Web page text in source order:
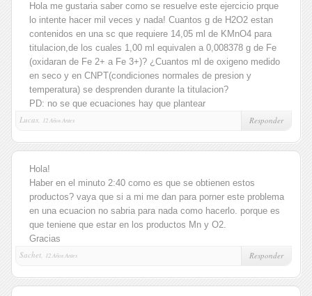
Hola me gustaria saber como se resuelve este ejercicio prque
lo intente hacer mil veces y nada! Cuantos g de H2O2 estan
contenidos en una sc que requiere 14,05 ml de KMnO4 para
titulacion,de los cuales 1,00 ml equivalen a 0,008378 g de Fe
(oxidaran de Fe 2+ a Fe 3+)? ¿Cuantos ml de oxigeno medido
en seco y en CNPT(condiciones normales de presion y
temperatura) se desprenden durante la titulacion?
PD: no se que ecuaciones hay que plantear
Lucas,
12 Años Antes Responder
Hola!
Haber en el minuto 2:40 como es que se obtienen estos
productos? vaya que si a mi me dan para porner este problema
en una ecuacion no sabria para nada como hacerlo. porque es
que teniene que estar en los productos Mn y O2.
Gracias
Sachet,
12 Años Antes Responder